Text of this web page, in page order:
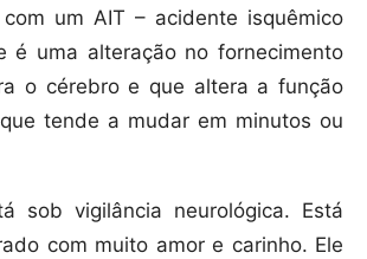
um AIT – acidente isquêmico
é uma alteração no fornecimento
o cérebro e que altera a função
tende a mudar em minutos ou
sob vigilância neurológica. Está
com muito amor e carinho. Ele